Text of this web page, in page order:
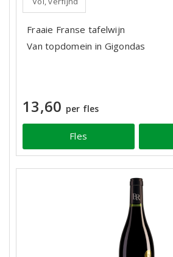
Fraaie Franse tafelwijn
Van topdomein in Gigondas
13,60 per fles
Fles